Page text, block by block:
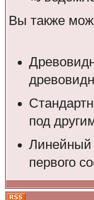
Вы также
под
Линейный
первого